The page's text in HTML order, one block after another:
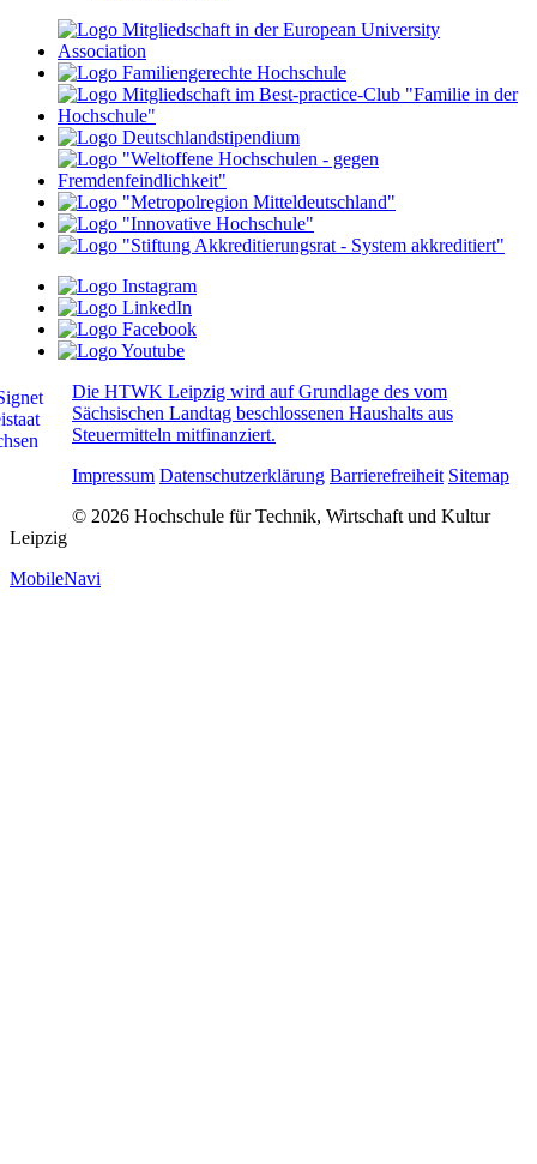
Die HTWK Leipzig wird auf Grundlage des vom
Sächsischen Landtag beschlossenen Haushalts aus
Steuermitteln mitfinanziert.
Impressum Datenschutzerklärung Barrierefreiheit Sitemap
© 2026 Hochschule für Technik, Wirtschaft und Kultur
Leipzig
MobileNavi